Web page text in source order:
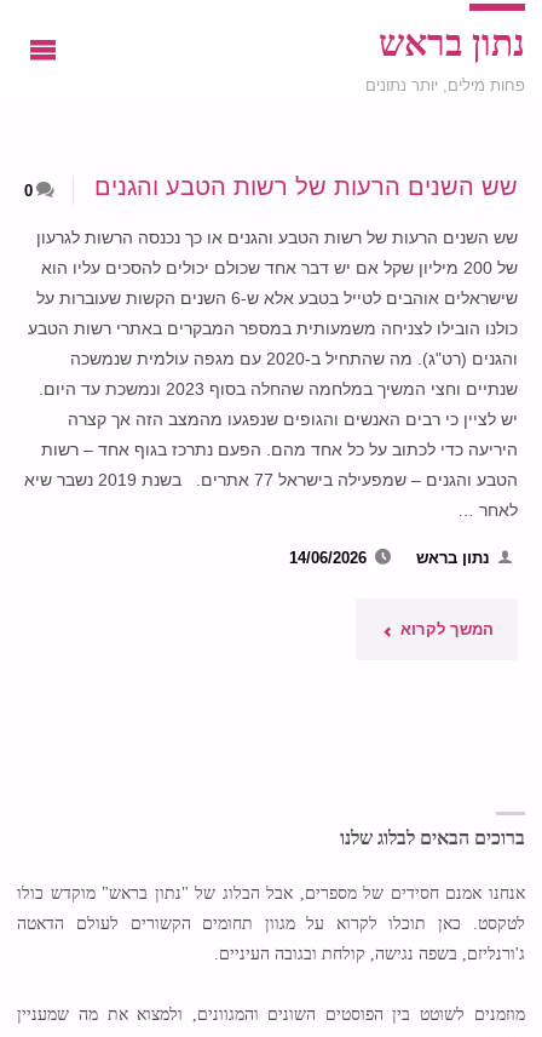
נתון בראש
פחות מילים, יותר נתונים
שש השנים הרעות של רשות הטבע והגנים 0
שש השנים הרעות של רשות הטבע והגנים או כך נכנסה הרשות לגרעון
של 200 מיליון שקל אם יש דבר אחד שכולם יכולים להסכים עליו הוא
שישראלים אוהבים לטייל בטבע אלא ש-6 השנים הקשות שעוברות על
כולנו הובילו לצניחה משמעותית במספר המבקרים באתרי רשות הטבע
והגנים (רט"ג). מה שהתחיל ב-2020 עם מגפה עולמית שנמשכה
שנתיים וחצי המשיך במלחמה שהחלה בסוף 2023 ונמשכת עד היום.
יש לציין כי רבים האנשים והגופים שנפגעו מהמצב הזה אך קצרה
היריעה כדי לכתוב על כל אחד מהם. הפעם נתרכז בגוף אחד – רשות
הטבע והגנים – שמפעילה בישראל 77 אתרים. בשנת 2019 נשבר שיא
לאחר …
נתון בראש 14/06/2026
המשך לקרוא "שש
רשות
הטבע
והגנים"
ברוכים הבאים לבלוג שלנו
אנחנו אמנם חסידים של מספרים, אבל הבלוג של "נתון בראש" מוקדש כולו
לטקסט. כאן תוכלו לקרוא על מגוון תחומים הקשורים לעולם הדאטה
ג'ורנליזם, בשפה נגישה, קולחת ובגובה העיניים.
מוזמנים לשוטט בין הפוסטים השונים והמגוונים, ולמצוא את מה שמעניין